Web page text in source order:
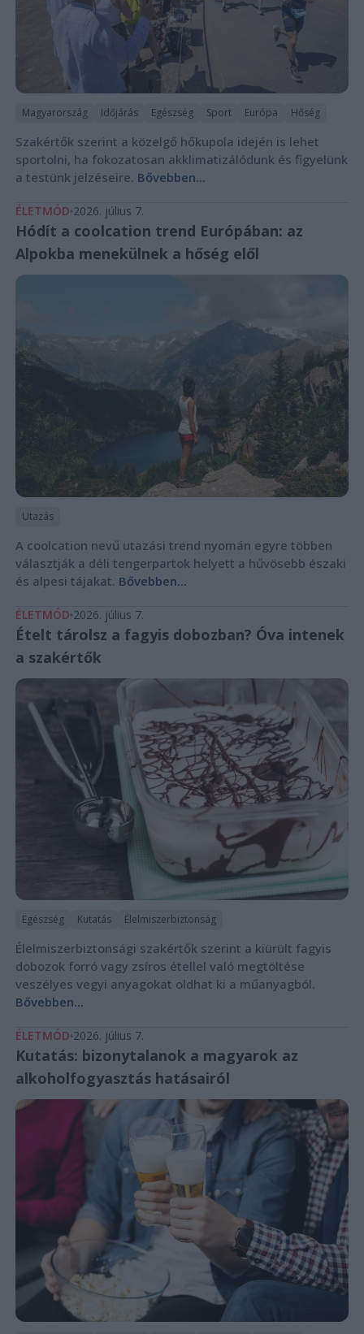
Magyarország Időjárás Egészség Sport Európa Hőség
Szakértők szerint a közelgő hőkupola idején is lehet
sportolni, ha fokozatosan akklimatizálódunk és figyelünk
a testünk jelzéseire. Bővebben...
ÉLETMÓD 2026. július 7.
Hódít a coolcation trend Európában: az
Alpokba menekülnek a hőség elől
Utazás
A coolcation nevű utazási trend nyomán egyre többen
választják a déli tengerpartok helyett a hűvösebb északi
és alpesi tájakat. Bővebben...
ÉLETMÓD 2026. július 7.
Ételt tárolsz a fagyis dobozban? Óva intenek
a szakértők
Egészség Kutatás Élelmiszerbiztonság
Élelmiszerbiztonsági szakértők szerint a kiürült fagyis
dobozok forró vagy zsíros étellel való megtöltése
veszélyes vegyi anyagokat oldhat ki a műanyagból.
Bővebben...
ÉLETMÓD 2026. július 7.
Kutatás: bizonytalanok a magyarok az
alkoholfogyasztás hatásairól